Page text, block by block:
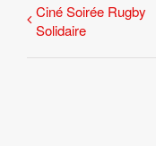
Ciné Soirée Rugby
Solidaire